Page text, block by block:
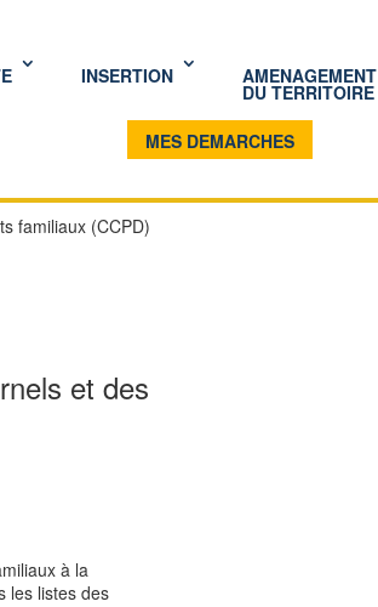
INSERTION AMENAGEMENT
DU TERRITOIRE
MES DEMARCHES
familiaux (CCPD)
et des
à la
les listes des